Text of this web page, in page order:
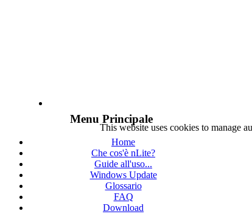
This website uses cookies to manage
Menu Principale
Home
Che cos'è nLite?
Guide all'uso...
Windows Update
Glossario
FAQ
Download